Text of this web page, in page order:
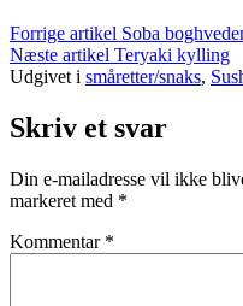
Forrige artikel Soba
Næste artikel Teryaki kylling
Udgivet i småretter/snaks,
Skriv et svar
Din e-mailadresse vil ikke
markeret med *
Kommentar *